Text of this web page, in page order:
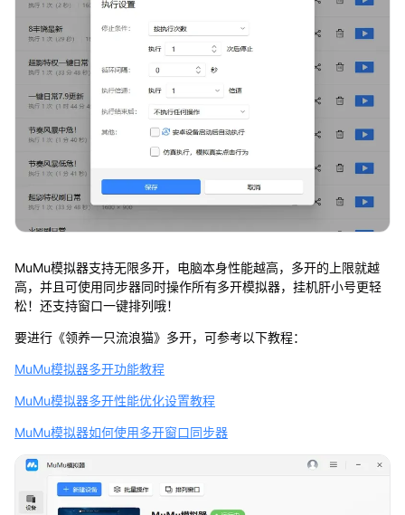
MuMu模拟器支持无限多开，电脑本身性能越高，多开的上限就越
高，并且可使用同步器同时操作所有多开模拟器，挂机肝小号更轻
松！还支持窗口一键排列哦！
要进行《领养一只流浪猫》多开，可参考以下教程：
MuMu模拟器多开功能教程
MuMu模拟器多开性能优化设置教程
MuMu模拟器如何使用多开窗口同步器